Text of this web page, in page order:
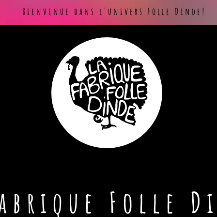
Bienvenue dans l'univers Folle Dinde!
Folle